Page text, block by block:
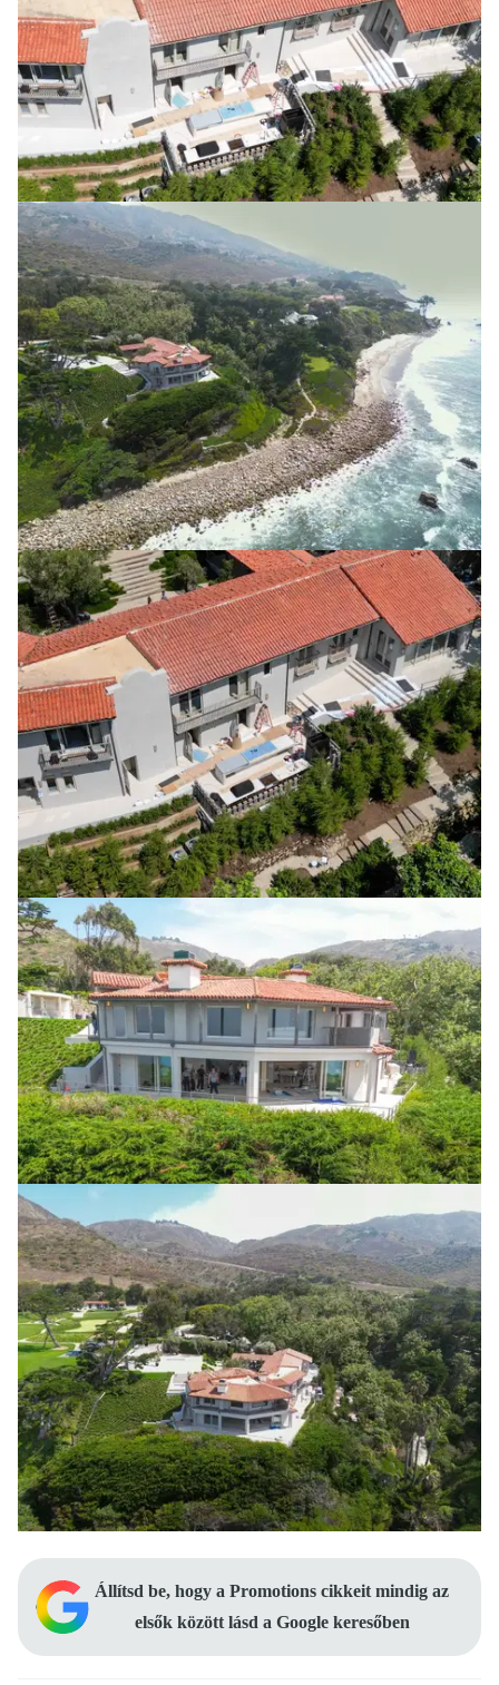
Állítsd be, hogy a Promotions cikkeit mindig az
elsők között lásd a Google keresőben